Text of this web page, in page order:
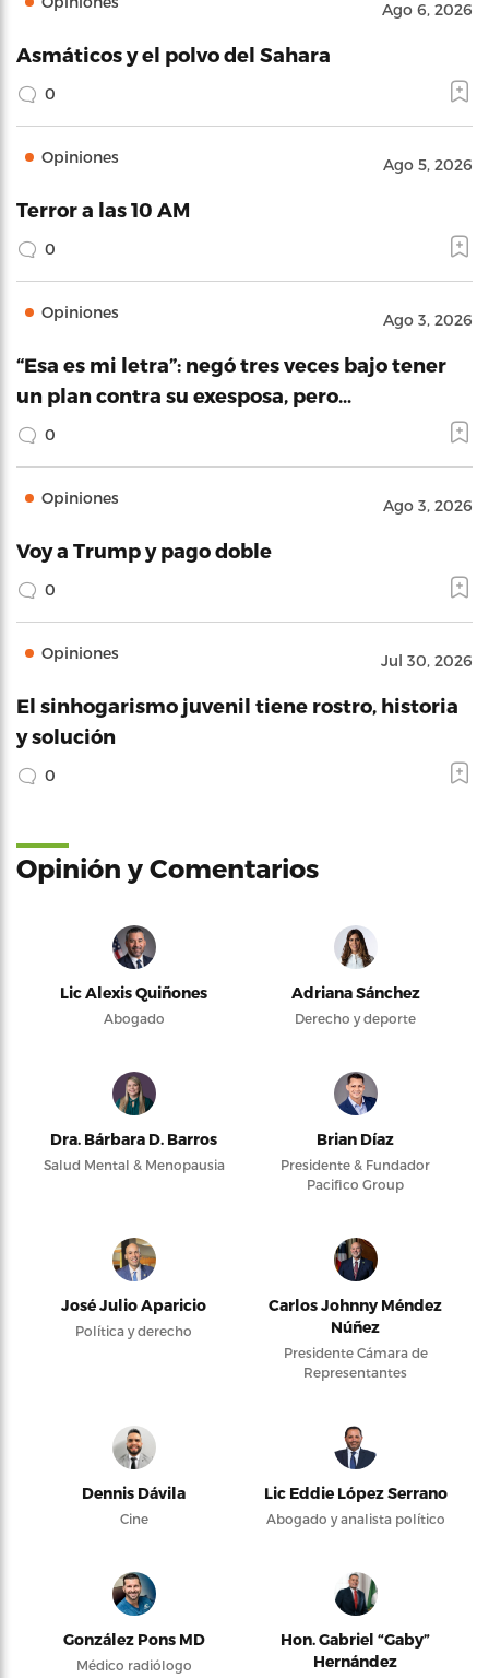
Ago 6, 2026
Asmáticos y el polvo del Sahara
0
Opiniones Ago 5, 2026
Terror a las 10 AM
0
Opiniones Ago 3, 2026
“Esa es mi letra”: negó tres veces bajo tener
un plan contra su exesposa, pero…
0
Opiniones Ago 3, 2026
Voy a Trump y pago doble
0
Opiniones Jul 30, 2026
El sinhogarismo juvenil tiene rostro, historia
y solución
0
Opinión y Comentarios
Lic Alexis Quiñones
Abogado
Adriana Sánchez
Derecho y deporte
Dra. Bárbara D. Barros
Salud Mental & Menopausia
Brian Díaz
Presidente & Fundador
Pacifico Group
José Julio Aparicio
Política y derecho
Carlos Johnny Méndez
Núñez
Presidente Cámara de
Representantes
Dennis Dávila
Cine
Lic Eddie López Serrano
Abogado y analista político
González Pons MD
Médico radiólogo
Hon. Gabriel “Gaby”
Hernández